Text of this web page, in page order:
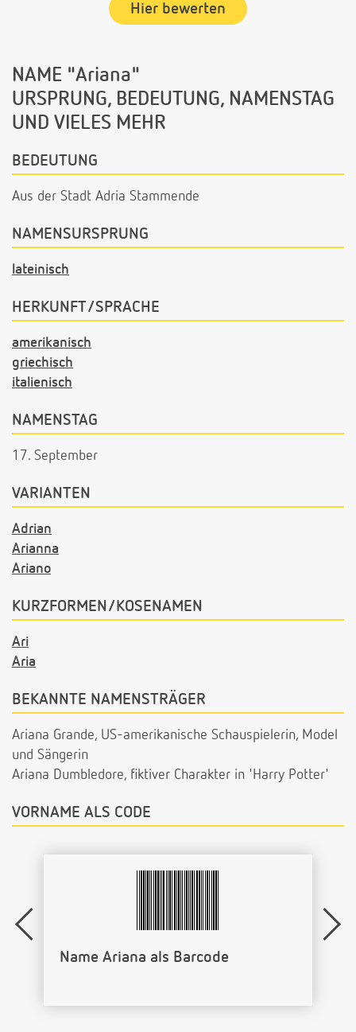
Hier bewerten
NAME "Ariana"
URSPRUNG, BEDEUTUNG, NAMENSTAG
UND VIELES MEHR
BEDEUTUNG
Aus der Stadt Adria Stammende
NAMENSURSPRUNG
lateinisch
HERKUNFT/SPRACHE
amerikanisch
griechisch
italienisch
NAMENSTAG
17. September
VARIANTEN
Adrian
Arianna
Ariano
KURZFORMEN/KOSENAMEN
Ari
Aria
BEKANNTE NAMENSTRÄGER
Ariana Grande, US-amerikanische Schauspielerin, Model
und Sängerin
Ariana Dumbledore, fiktiver Charakter in 'Harry Potter'
VORNAME ALS CODE
Name Ariana als Barcode